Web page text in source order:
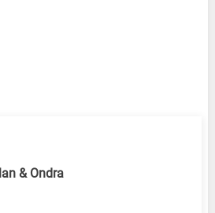
& Ondra